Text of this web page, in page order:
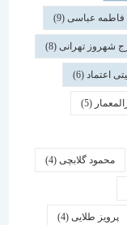
(9)
تهرانی(8)
(6)
(5)
گلابچی(4)
(4)